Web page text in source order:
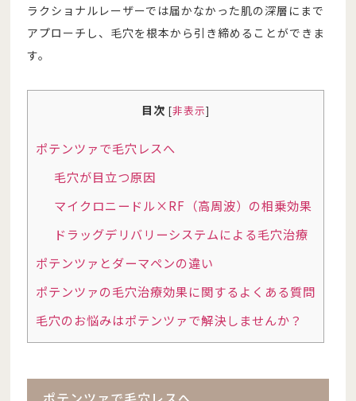
ラクショナルレーザーでは届かなかった肌の深層にまで
アプローチし、毛穴を根本から引き締めることができま
す。
目次 [非表示]
ポテンツァで毛穴レスへ
毛穴が目立つ原因
マイクロニードル×RF（高周波）の相乗効果
ドラッグデリバリーシステムによる毛穴治療
ポテンツァとダーマペンの違い
ポテンツァの毛穴治療効果に関するよくある質問
毛穴のお悩みはポテンツァで解決しませんか？